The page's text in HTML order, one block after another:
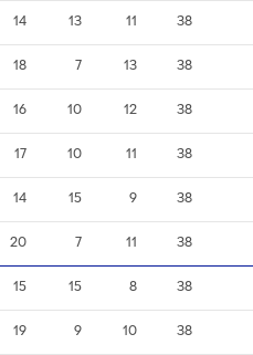
38
11
13
14
38
13
7
18
38
12
10
16
38
11
10
17
38
9
15
14
38
11
7
20
38
8
15
15
38
10
9
19